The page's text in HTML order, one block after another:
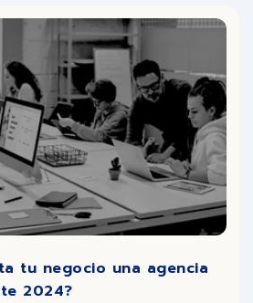
tu negocio una agencia
2024?